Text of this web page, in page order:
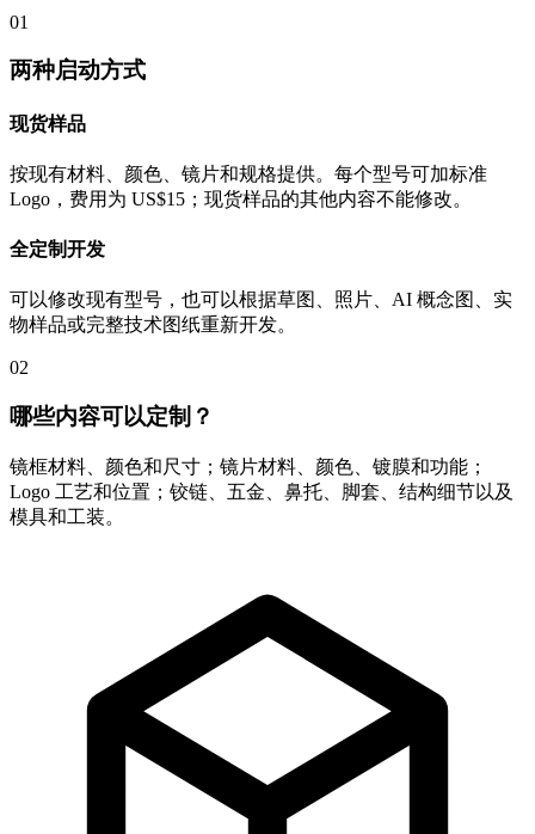
01
两种启动方式
现货样品
按现有材料、颜色、镜片和规格提供。每个型号可加标准
Logo，费用为 US$15；现货样品的其他内容不能修改。
全定制开发
可以修改现有型号，也可以根据草图、照片、AI 概念图、实
物样品或完整技术图纸重新开发。
02
哪些内容可以定制？
镜框材料、颜色和尺寸；镜片材料、颜色、镀膜和功能；
Logo 工艺和位置；铰链、五金、鼻托、脚套、结构细节以及
模具和工装。